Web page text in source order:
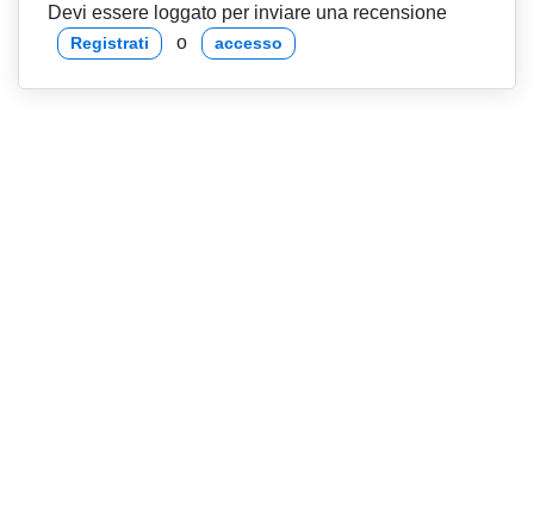
Devi essere loggato per inviare una recensione
Registrati o accesso